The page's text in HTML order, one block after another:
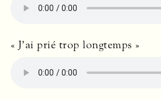
« J’ai prié trop longtemps »